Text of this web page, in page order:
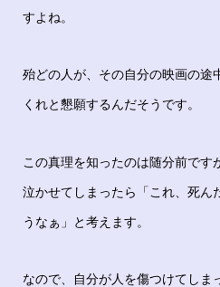
すよね。
殆どの人が、その自分の映画の途
くれと懇願するんだそうです。
この真理を知ったのは随分前です
泣かせてしまったら「これ、死ん
うなぁ」と考えます。
なので、自分が人を傷つけてしま